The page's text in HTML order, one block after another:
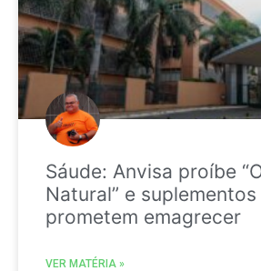
Sáude: Anvisa proíbe
Natural” e suplementos
prometem emagrecer
VER MATÉRIA »